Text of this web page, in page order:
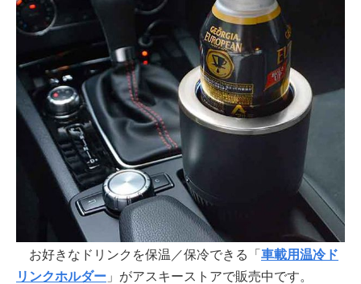
お好きなドリンクを保温／保冷できる「 車載用温冷ド
リンクホルダー 」がアスキーストアで販売中です。